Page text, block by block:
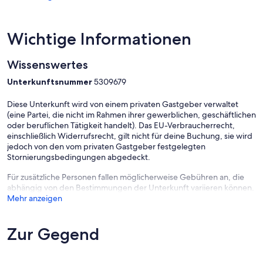
4 Personen
2 Schlafzimmer, 1 Badezimmer
Die Oberwohnung heißt Ferienwohnung Nordmöve: für 1 - 4
1 Schlafzimmer, + Schlafmöglichkeit im Wohnzimmer, 1 Badezimmer
Die Häuser liegen nicht weit entfernt vom Deich (ca. 800m) und der
Nordseelagune, die in den Sommermonaten für ein super
Strandvergnügen sorgt. Der Urlaubsort Burhave ist klein, hat aber
Badestrand mit Grünzone und bunten Strandkörben sowie einen
Hundestrand mit Hundeduschen. Außerdem zahlreiche
Fahrradwege, ein Hallenbad, Bäcker, leckere Restaurants und Cafés
Für die kleinen oder auch großen Kinder gibt es die Spielscheune,
die nur wenige Gehminuten von unseren Ferienhäusern entfernt
Wichtige Informationen
Wissenswertes
Unterkunftsnummer5309679
Diese Unterkunft wird von einem privaten Gastgeber verwaltet
(eine Partei, die nicht im Rahmen ihrer gewerblichen, geschäftlichen
oder beruflichen Tätigkeit handelt). Das EU-Verbraucherrecht,
einschließlich Widerrufsrecht, gilt nicht für deine Buchung, sie wird
jedoch von den vom privaten Gastgeber festgelegten
Stornierungsbedingungen abgedeckt.
Für zusätzliche Personen fallen möglicherweise Gebühren an, die
abhängig von den Bestimmungen der Unterkunft variieren können.
Mehr anzeigen
Zur Gegend